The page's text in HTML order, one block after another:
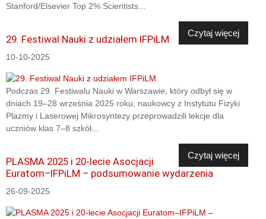
Stanford/Elsevier Top 2% Scientists...
Czytaj więcej
29. Festiwal Nauki z udziałem IFPiLM
10-10-2025
Podczas 29. Festiwalu Nauki w Warszawie, który odbył się w
dniach 19–28 września 2025 roku, naukowcy z Instytutu Fizyki
Plazmy i Laserowej Mikrosyntezy przeprowadzili lekcje dla
uczniów klas 7–8 szkół...
Czytaj więcej
PLASMA 2025 i 20-lecie Asocjacji
Euratom–IFPiLM – podsumowanie wydarzenia
26-09-2025